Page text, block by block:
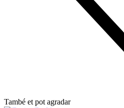
També et pot agradar